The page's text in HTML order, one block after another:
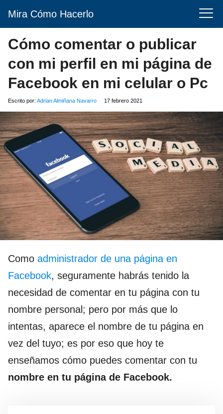
Mira Cómo Hacerlo
Cómo comentar o publicar
con mi perfil en mi página de
Facebook en mi celular o Pc
Escrito por: Adrian Almiñana Navarro 17 febrero 2021
Como administrador de una página en
Facebook, seguramente habrás tenido la
necesidad de comentar en tu página con tu
nombre personal; pero por más que lo
intentas, aparece el nombre de tu página en
vez del tuyo; es por eso que hoy te
enseñamos cómo puedes comentar con tu
nombre en tu página de Facebook.